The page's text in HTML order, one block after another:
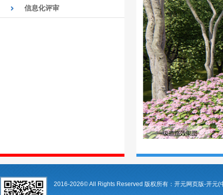
信息化评审
2016-2026© All Rights Reserved 版权所有：开元网页版-开元(